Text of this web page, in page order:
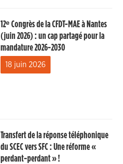
12ᵉ Congrès de la CFDT-MAE à Nantes
(juin 2026) : un cap partagé pour la
mandature 2026-2030
18 juin 2026
Transfert de la réponse téléphonique
du SCEC vers SFC : Une réforme «
perdant-perdant » !